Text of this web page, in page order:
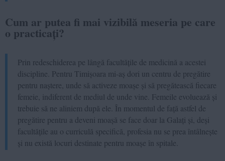
Cum ar putea fi mai vizibilă meseria pe care
o practicați?
Prin redeschiderea pe lângă facultățile de medicină a acestei
discipline. Pentru Timișoara mi-aș dori un centru de pregătire
pentru naștere, unde să activeze moașe și să pregătească fiecare
femeie, indiferent de mediul de unde vine. Femeile evoluează și
trebuie să ne aliniem după ele. În momentul de față astfel de
pregătire pentru a deveni moașă se face doar la Galați și, deși
facultățile au o curriculă specifică, profesia nu se prea întâlnește
și nu există locuri destinate pentru moașe în spitale.